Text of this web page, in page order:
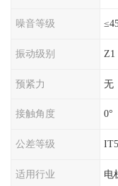
噪音等级
振动级别 Z1
预紧力 无
接触角度 0°
公差等级 IT5
适用行业 电